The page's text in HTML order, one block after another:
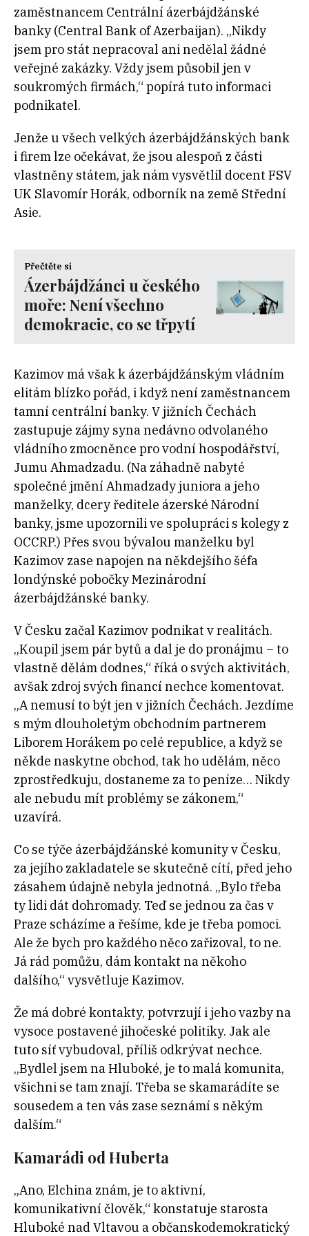
zaměstnancem Centrální ázerbájdžánské
banky (Central Bank of Azerbaijan). „Nikdy
jsem pro stát nepracoval ani nedělal žádné
veřejné zakázky. Vždy jsem působil jen v
soukromých firmách,“ popírá tuto informaci
podnikatel.
Jenže u všech velkých ázerbájdžánských bank
i firem lze očekávat, že jsou alespoň z části
vlastněny státem, jak nám vysvětlil docent FSV
UK Slavomír Horák, odborník na země Střední
Asie.
Přečtěte si
Ázerbájdžánci u českého
moře: Není všechno
demokracie, co se třpytí
Kazimov má však k ázerbájdžánským vládním
elitám blízko pořád, i když není zaměstnancem
tamní centrální banky. V jižních Čechách
zastupuje zájmy syna nedávno odvolaného
vládního zmocněnce pro vodní hospodářství,
Jumu Ahmadzadu. (Na záhadně nabyté
společné jmění Ahmadzady juniora a jeho
manželky, dcery ředitele ázerské Národní
banky, jsme upozornili ve spolupráci s kolegy z
OCCRP.) Přes svou bývalou manželku byl
Kazimov zase napojen na někdejšího šéfa
londýnské pobočky Mezinárodní
ázerbájdžánské banky.
V Česku začal Kazimov podnikat v realitách.
„Koupil jsem pár bytů a dal je do pronájmu – to
vlastně dělám dodnes,“ říká o svých aktivitách,
avšak zdroj svých financí nechce komentovat.
„A nemusí to být jen v jižních Čechách. Jezdíme
s mým dlouholetým obchodním partnerem
Liborem Horákem po celé republice, a když se
někde naskytne obchod, tak ho udělám, něco
zprostředkuju, dostaneme za to peníze… Nikdy
ale nebudu mít problémy se zákonem,“
uzavírá.
Co se týče ázerbájdžánské komunity v Česku,
za jejího zakladatele se skutečně cítí, před jeho
zásahem údajně nebyla jednotná. „Bylo třeba
ty lidi dát dohromady. Teď se jednou za čas v
Praze scházíme a řešíme, kde je třeba pomoci.
Ale že bych pro každého něco zařizoval, to ne.
Já rád pomůžu, dám kontakt na někoho
dalšího,“ vysvětluje Kazimov.
Že má dobré kontakty, potvrzují i jeho vazby na
vysoce postavené jihočeské politiky. Jak ale
tuto síť vybudoval, příliš odkrývat nechce.
„Bydlel jsem na Hluboké, je to malá komunita,
všichni se tam znají. Třeba se skamarádíte se
sousedem a ten vás zase seznámí s někým
dalším.“
Kamarádi od Huberta
„Ano, Elchina znám, je to aktivní,
komunikativní člověk,“ konstatuje starosta
Hluboké nad Vltavou a občanskodemokratický